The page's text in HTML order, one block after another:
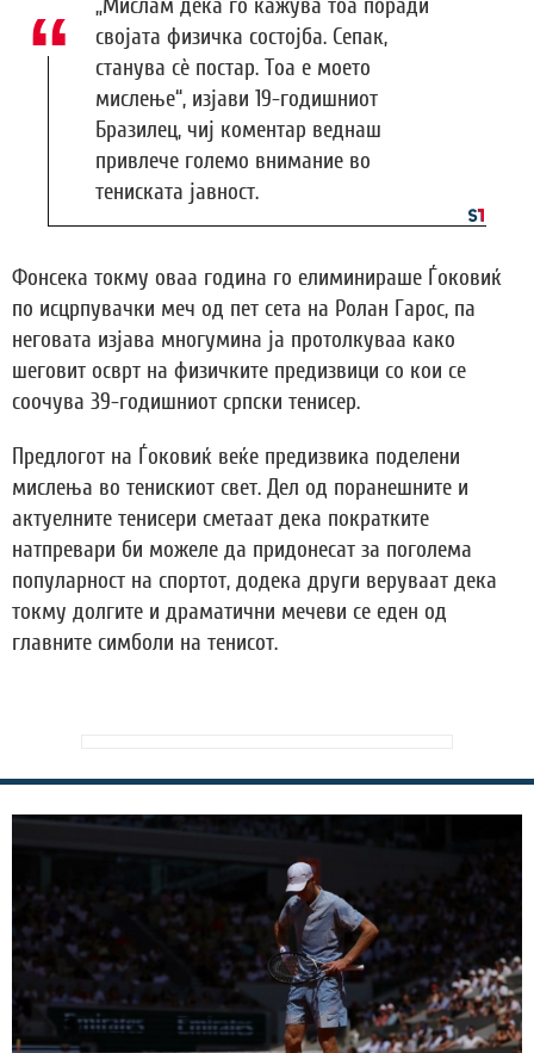
„Мислам дека го кажува тоа поради
својата физичка состојба. Сепак,
станува сè постар. Тоа е моето
мислење“, изјави 19-годишниот
Бразилец, чиј коментар веднаш
привлече големо внимание во
тениската јавност.
Фонсека токму оваа година го елиминираше Ѓоковиќ
по исцрпувачки меч од пет сета на Ролан Гарос, па
неговата изјава многумина ја протолкуваа како
шеговит осврт на физичките предизвици со кои се
соочува 39-годишниот српски тенисер.
Предлогот на Ѓоковиќ веќе предизвика поделени
мислења во тенискиот свет. Дел од поранешните и
актуелните тенисери сметаат дека пократките
натпревари би можеле да придонесат за поголема
популарност на спортот, додека други веруваат дека
токму долгите и драматични мечеви се еден од
главните симболи на тенисот.